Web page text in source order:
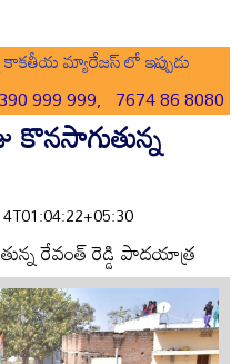
కాకతీయ మ్యారేజస్ లో ఇప్పుడు
999 999, 7674 86 8080
కొనసాగుతున్న
రేవంత్ రెడ్డి పాదయాత్ర